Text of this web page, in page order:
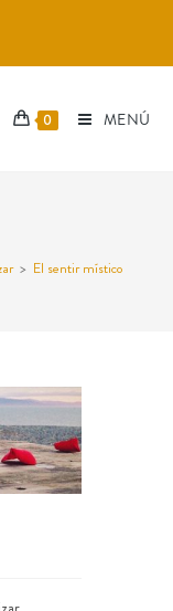
0 MENÚ
> El sentir místico